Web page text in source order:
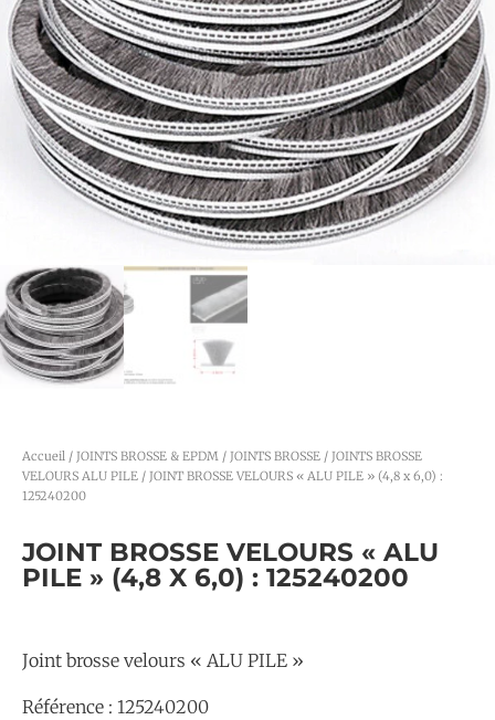
Accueil / JOINTS BROSSE & EPDM / JOINTS BROSSE / JOINTS BROSSE
VELOURS ALU PILE / JOINT BROSSE VELOURS « ALU PILE » (4,8 x 6,0) :
125240200
JOINT BROSSE VELOURS « ALU
PILE » (4,8 X 6,0) : 125240200
Joint brosse velours « ALU PILE »
Référence : 125240200